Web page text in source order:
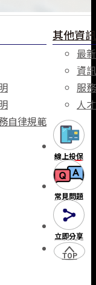
自律規範
其他資訊
最
資
服
人
線上投保
常見問題
立即分享
TOP